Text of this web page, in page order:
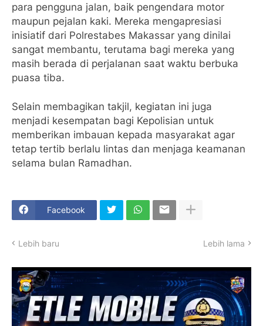
para pengguna jalan, baik pengendara motor
maupun pejalan kaki. Mereka mengapresiasi
inisiatif dari Polrestabes Makassar yang dinilai
sangat membantu, terutama bagi mereka yang
masih berada di perjalanan saat waktu berbuka
puasa tiba.
Selain membagikan takjil, kegiatan ini juga
menjadi kesempatan bagi Kepolisian untuk
memberikan imbauan kepada masyarakat agar
tetap tertib berlalu lintas dan menjaga keamanan
selama bulan Ramadhan.
Facebook
Lebih baru Lebih lama